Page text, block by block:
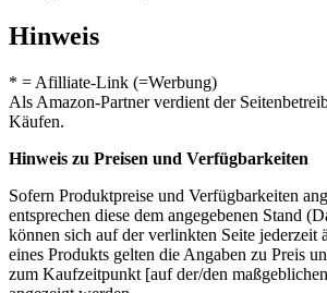
Hinweis
* = Afilliate-Link (=Werbung)
Als Amazon-Partner verdient der
Käufen.
Hinweis zu Preisen und Verfügbarkeiten
Sofern Produktpreise und Verfügbarkeiten
entsprechen diese dem angegebenen Stand
können sich auf der verlinkten Seite jederzeit
eines Produkts gelten die Angaben zu Preis
zum Kaufzeitpunkt [auf der/den